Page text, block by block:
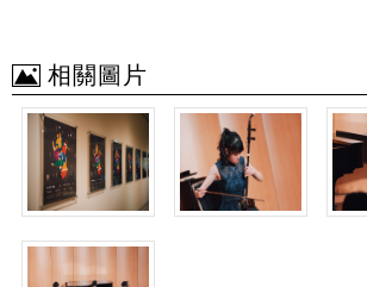
相關圖片